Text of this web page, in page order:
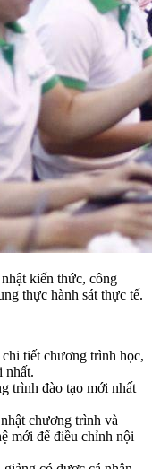
kiến thức, công
thực hành sát thực tế.
tiết chương trình học,
nhất.
trình đào tạo mới nhất
chương trình và
mới để điều chỉnh nội